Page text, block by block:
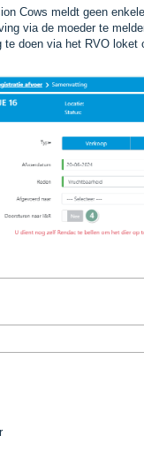
Cows meldt geen
via de moeder te
te doen via het RVO loket